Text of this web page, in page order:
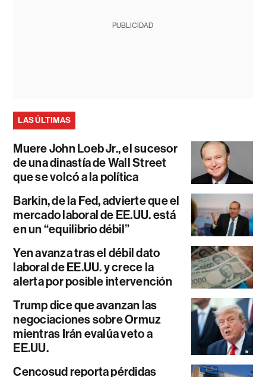
PUBLICIDAD
LAS ÚLTIMAS
Muere John Loeb Jr., el sucesor
de una dinastía de Wall Street
que se volcó a la política
Barkin, de la Fed, advierte que el
mercado laboral de EE.UU. está
en un “equilibrio débil”
Yen avanza tras el débil dato
laboral de EE.UU. y crece la
alerta por posible intervención
Trump dice que avanzan las
negociaciones sobre Ormuz
mientras Irán evalúa veto a
EE.UU.
Cencosud reporta pérdidas